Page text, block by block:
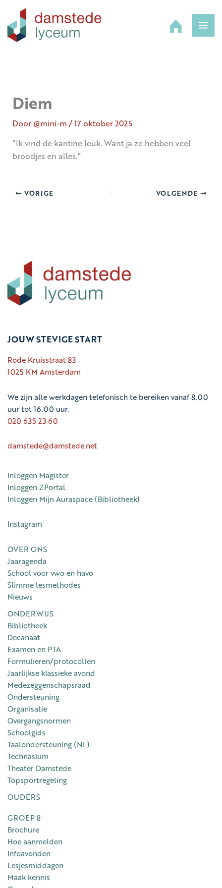
naar
inhoud
Diem
Door @mini-m /17 oktober 2025
“Ik vind de kantine leuk. Want ja ze hebben veel
broodjes en alles.”
VORIGE VOLGENDE
JOUW STEVIGE START
Rode Kruisstraat 83
1025 KM Amsterdam
We zijn alle werkdagen telefonisch te bereiken vanaf 8.00
uur tot 16.00 uur.
020 635 23 60
damstede@damstede.net
Inloggen Magister
Inloggen ZPortal
Inloggen Mijn Auraspace (Bibliotheek)
Instagram
OVER ONS
Jaaragenda
School voor vwo en havo
Slimme lesmethodes
Nieuws
ONDERWIJS
Bibliotheek
Decanaat
Examen en PTA
Formulieren/protocollen
Jaarlijkse klassieke avond
Medezeggenschapsraad
Ondersteuning
Organisatie
Overgangsnormen
Schoolgids
Taalondersteuning (NL)
Technasium
Theater Damstede
Topsportregeling
OUDERS
GROEP 8
Brochure
Hoe aanmelden
Infoavonden
Lesjesmiddagen
Maak kennis